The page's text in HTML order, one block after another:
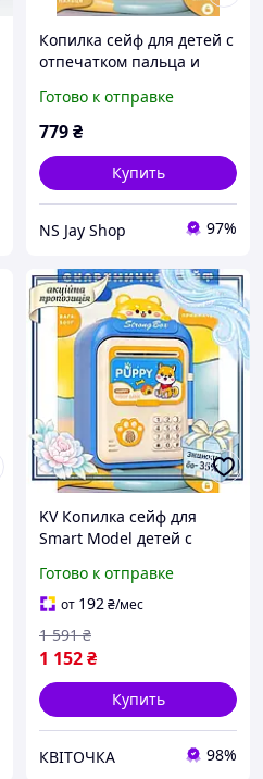
Копилка сейф для детей с
отпечатком пальца и
денег электронная от
батареек 14х10.5х24 см
Готово к отправке
779₴
Купить
NS Jay Shop 97%
KV Копилка сейф для
Smart Model детей с
купюроприемником
серый электронный для
денег 99/KVI
Готово к отправке
от 192₴/мес
1 152₴
1 591 ₴
Купить
КВІТОЧКА 98%